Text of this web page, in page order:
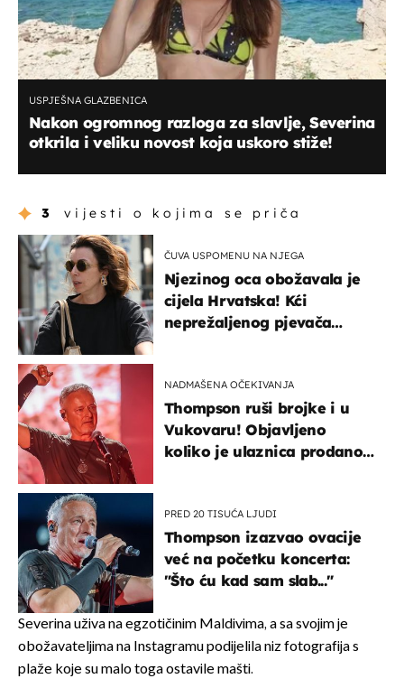
USPJEŠNA GLAZBENICA
Nakon ogromnog razloga za slavlje, Severina
otkrila i veliku novost koja uskoro stiže!
3 vijesti o kojima se priča
ČUVA USPOMENU NA NJEGA
Njezinog oca obožavala je
cijela Hrvatska! Kći
neprežaljenog pjevača
NADMAŠENA OČEKIVANJA
Thompson ruši brojke i u
Vukovaru! Objavljeno
koliko je ulaznica prodano
PRED 20 TISUĆA LJUDI
Thompson izazvao ovacije
već na početku koncerta:
"Što ću kad sam slab..."
Severina uživa na egzotičinim Maldivima, a sa svojim je
obožavateljima na Instagramu podijelila niz fotografija s
plaže koje su malo toga ostavile mašti.